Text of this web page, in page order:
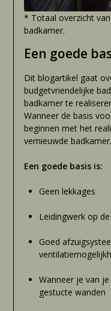
* Totaal overzicht
badkamer.
Een goede
Dit blogartikel gaat
budgetvriendelijke
badkamer te
Wanneer de basis
beginnen met het
vernieuwde badkamer.
Een goede basis is:
Geen lekkages
Leidingwerk op
Goed
Wanneer je van
gestucte wanden